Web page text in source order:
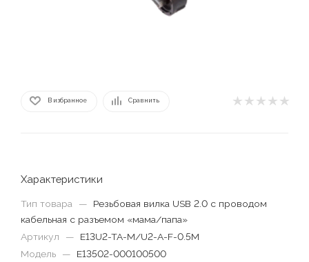
В избранное Сравнить
Характеристики
Тип товара —
Резьбовая вилка USB 2.0 с проводом
кабельная с разъемом «мама/папа»
Артикул
—
E13U2-TA-M/U2-A-F-0.5M
Модель
—
E13502-000100500